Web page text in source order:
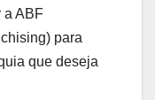
a ABF
para
que deseja